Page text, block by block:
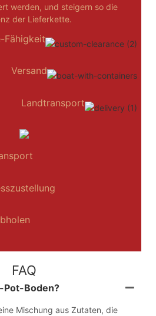
werden, und steigern so die
der Lieferkette.
Fähigkeit
Versand
Landtransport
FAQ
Pot-Boden?
Mischung aus Zutaten, die